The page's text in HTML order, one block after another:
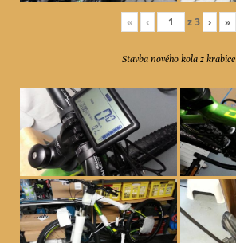
« ‹ z3 › »
Stavba nového kola z krabice